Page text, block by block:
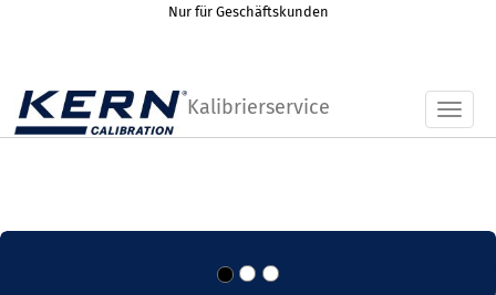
Nur für Geschäftskunden
Kalibrierservice